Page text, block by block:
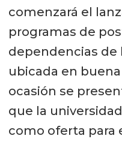
comenzará el
programas de
dependencias de
ubicada en buena
ocasión se
que la
como oferta para